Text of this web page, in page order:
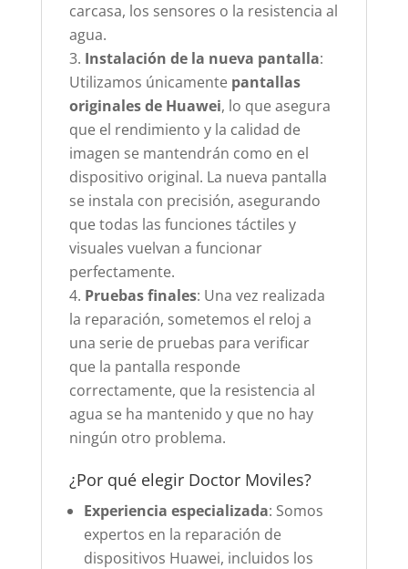
carcasa, los sensores o la resistencia al
agua.
Instalación de la nueva pantalla:
Utilizamos únicamente pantallas
originales de Huawei, lo que asegura
que el rendimiento y la calidad de
imagen se mantendrán como en el
dispositivo original. La nueva pantalla
se instala con precisión, asegurando
que todas las funciones táctiles y
visuales vuelvan a funcionar
perfectamente.
Pruebas finales: Una vez realizada
la reparación, sometemos el reloj a
una serie de pruebas para verificar
que la pantalla responde
correctamente, que la resistencia al
agua se ha mantenido y que no hay
ningún otro problema.
¿Por qué elegir Doctor Moviles?
Experiencia especializada: Somos
expertos en la reparación de
dispositivos Huawei, incluidos los